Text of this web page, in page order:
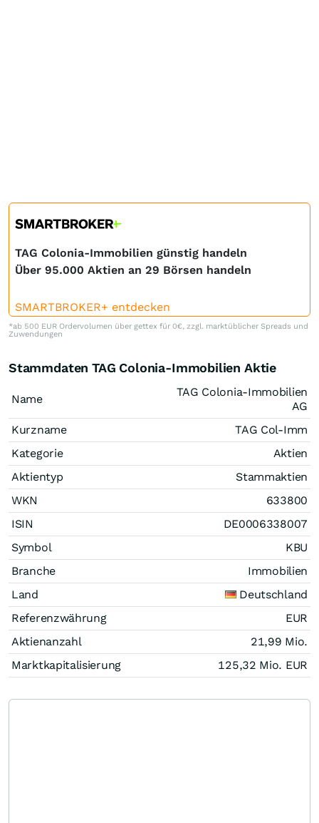
TAG Colonia-Immobilien günstig handeln
Über 95.000 Aktien an 29 Börsen handeln
SMARTBROKER+ entdecken
*ab 500 EUR Ordervolumen über gettex für 0€, zzgl. marktüblicher Spreads und
Zuwendungen
Stammdaten TAG Colonia-Immobilien Aktie
Name
TAG Colonia-Immobilien
AG
Kurzname
TAG Col-Imm
Kategorie
Aktien
Aktientyp
Stammaktien
WKN
633800
ISIN
DE0006338007
Symbol
KBU
Branche
Immobilien
Land
Deutschland
Referenzwährung
EUR
Aktienanzahl
21,99 Mio.
Marktkapitalisierung
125,32 Mio. EUR